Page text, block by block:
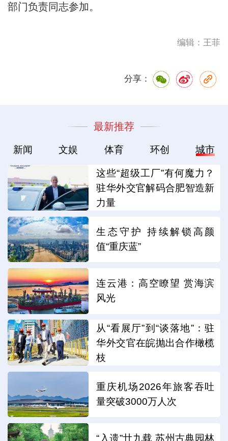
部门负责同志参加。
编辑：王菲
分享：
最新推荐
新闻 文娱 体育 环创 城市
这些“超级工厂”有何魔力？
驻华外交官解码合肥智造新
力量
生态守护 持续解锁高颜
值“重庆蓝”
连云港：高空瞭望 赏海滨
风光
从“看展厅”到“谈落地”：驻
华外交官在皖抛出合作橄榄
枝
重庆机场2026年旅客吞吐
量突破3000万人次
“入遗”廿九载 苏州古典园林